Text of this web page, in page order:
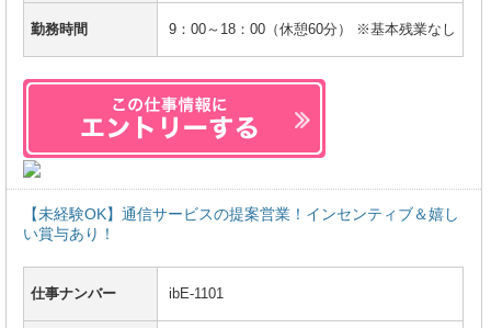
勤務時間 9：00～18：00（休憩60分） ※基本残業なし
【未経験OK】通信サービスの提案営業！インセンティブ＆嬉し
い賞与あり！
仕事ナンバー ibE-1101